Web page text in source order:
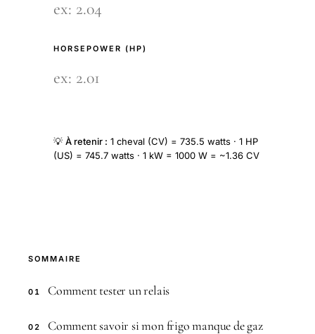
HORSEPOWER (HP)
💡 À retenir : 1 cheval (CV) = 735.5 watts · 1 HP
(US) = 745.7 watts · 1 kW = 1000 W = ~1.36 CV
SOMMAIRE
01 Comment tester un relais
02 Comment savoir si mon frigo manque de gaz